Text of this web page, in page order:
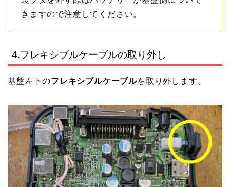
きますので注意してください。
4.フレキシブルケーブルの取り外し
基盤左下のフレキシブルケーブルを取り外します。